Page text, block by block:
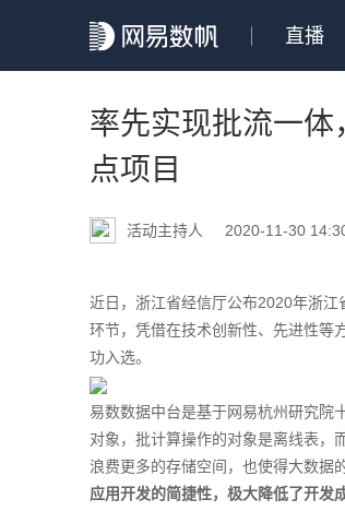
直播
率先实现批流一
点项目
活动主持人 2020-11-30
近日，浙江省经信厅公布2020年浙
环节，凭借在技术创新性、先进性等
功入选。
易数数据中台是基于网易杭州研究院
对象，批计算操作的对象是离线表，
浪费更多的存储空间，也使得大数据
应用开发的简捷性，极大降低了开发